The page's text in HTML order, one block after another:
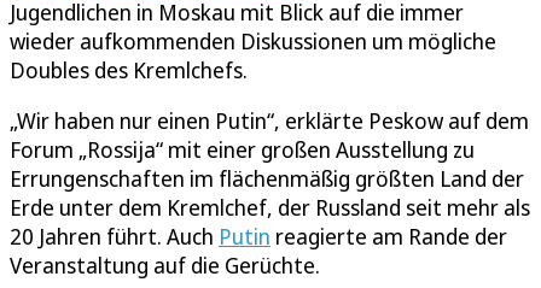
Jugendlichen in Moskau mit Blick auf die immer
wieder aufkommenden Diskussionen um mögliche
Doubles des Kremlchefs.
„Wir haben nur einen Putin“, erklärte Peskow auf dem
Forum „Rossija“ mit einer großen Ausstellung zu
Errungenschaften im flächenmäßig größten Land der
Erde unter dem Kremlchef, der Russland seit mehr als
20 Jahren führt. Auch Putin reagierte am Rande der
Veranstaltung auf die Gerüchte.